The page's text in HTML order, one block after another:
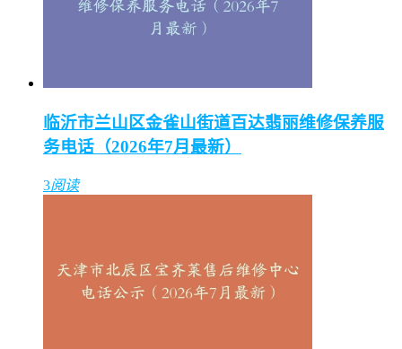
临沂市兰山区金雀山街道百达翡丽维修保养服
务电话（2026年7月最新）
3阅读